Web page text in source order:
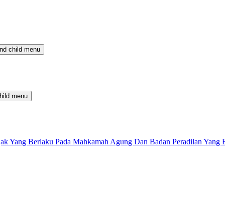
child menu
menu
Yang Berlaku Pada Mahkamah Agung Dan Badan Peradilan Yang